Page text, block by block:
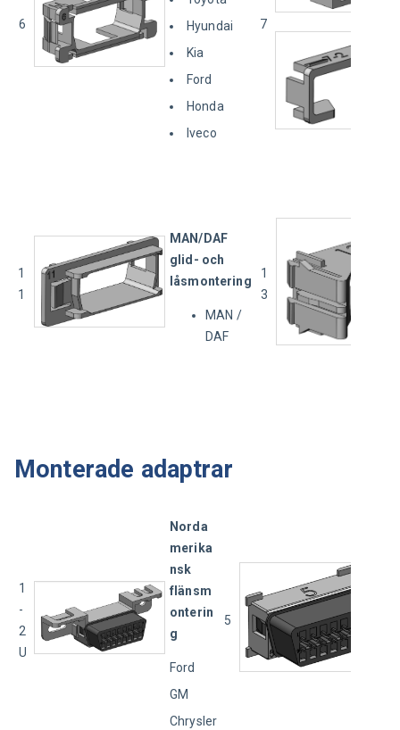
6
Hyundai
Kia
Ford
Honda
Iveco
7
1
1
MAN/DAF
glid- och
låsmontering
MAN /
DAF
1
3
Monterade adaptrar
1
-
2
U
Norda
merika
nsk
flänsm
onterin
g
Ford
GM
Chrysler
5